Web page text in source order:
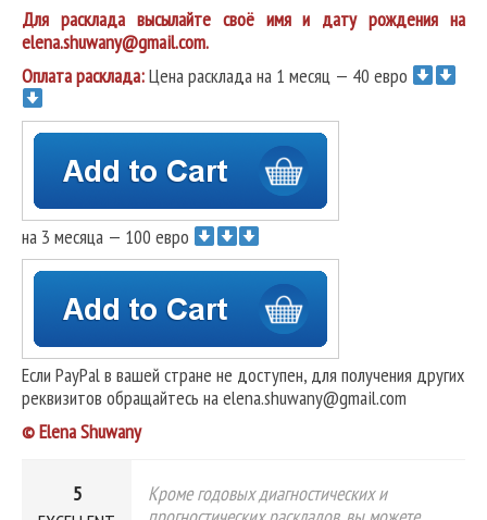
Для расклада высылайте своё имя и дату рождения на
elena.shuwany@gmail.com.
Оплата расклада:Цена расклада на 1 месяц — 40 евро
на 3 месяца — 100 евро
Если PayPal в вашей стране не доступен, для получения других
реквизитов обращайтесь на elena.shuwany@gmail.com
© Elena Shuwany
5
Кроме годовых диагностических и